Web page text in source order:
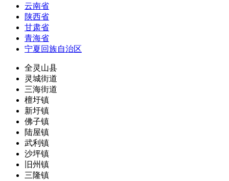
云南省
陕西省
甘肃省
青海省
宁夏回族自治区
全灵山县
灵城街道
三海街道
檀圩镇
新圩镇
佛子镇
陆屋镇
武利镇
沙坪镇
旧州镇
三隆镇